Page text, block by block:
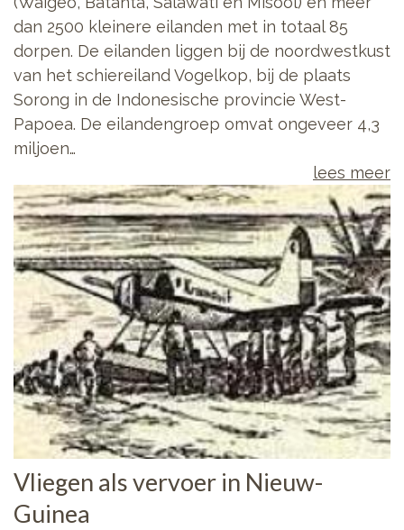
dan 2500 kleinere eilanden met in totaal 85
dorpen. De eilanden liggen bij de noordwestkust
van het schiereiland Vogelkop, bij de plaats
Sorong in de Indonesische provincie West-
Papoea. De eilandengroep omvat ongeveer 4,3
miljoen…
lees meer
Vliegen als vervoer in Nieuw-
Guinea